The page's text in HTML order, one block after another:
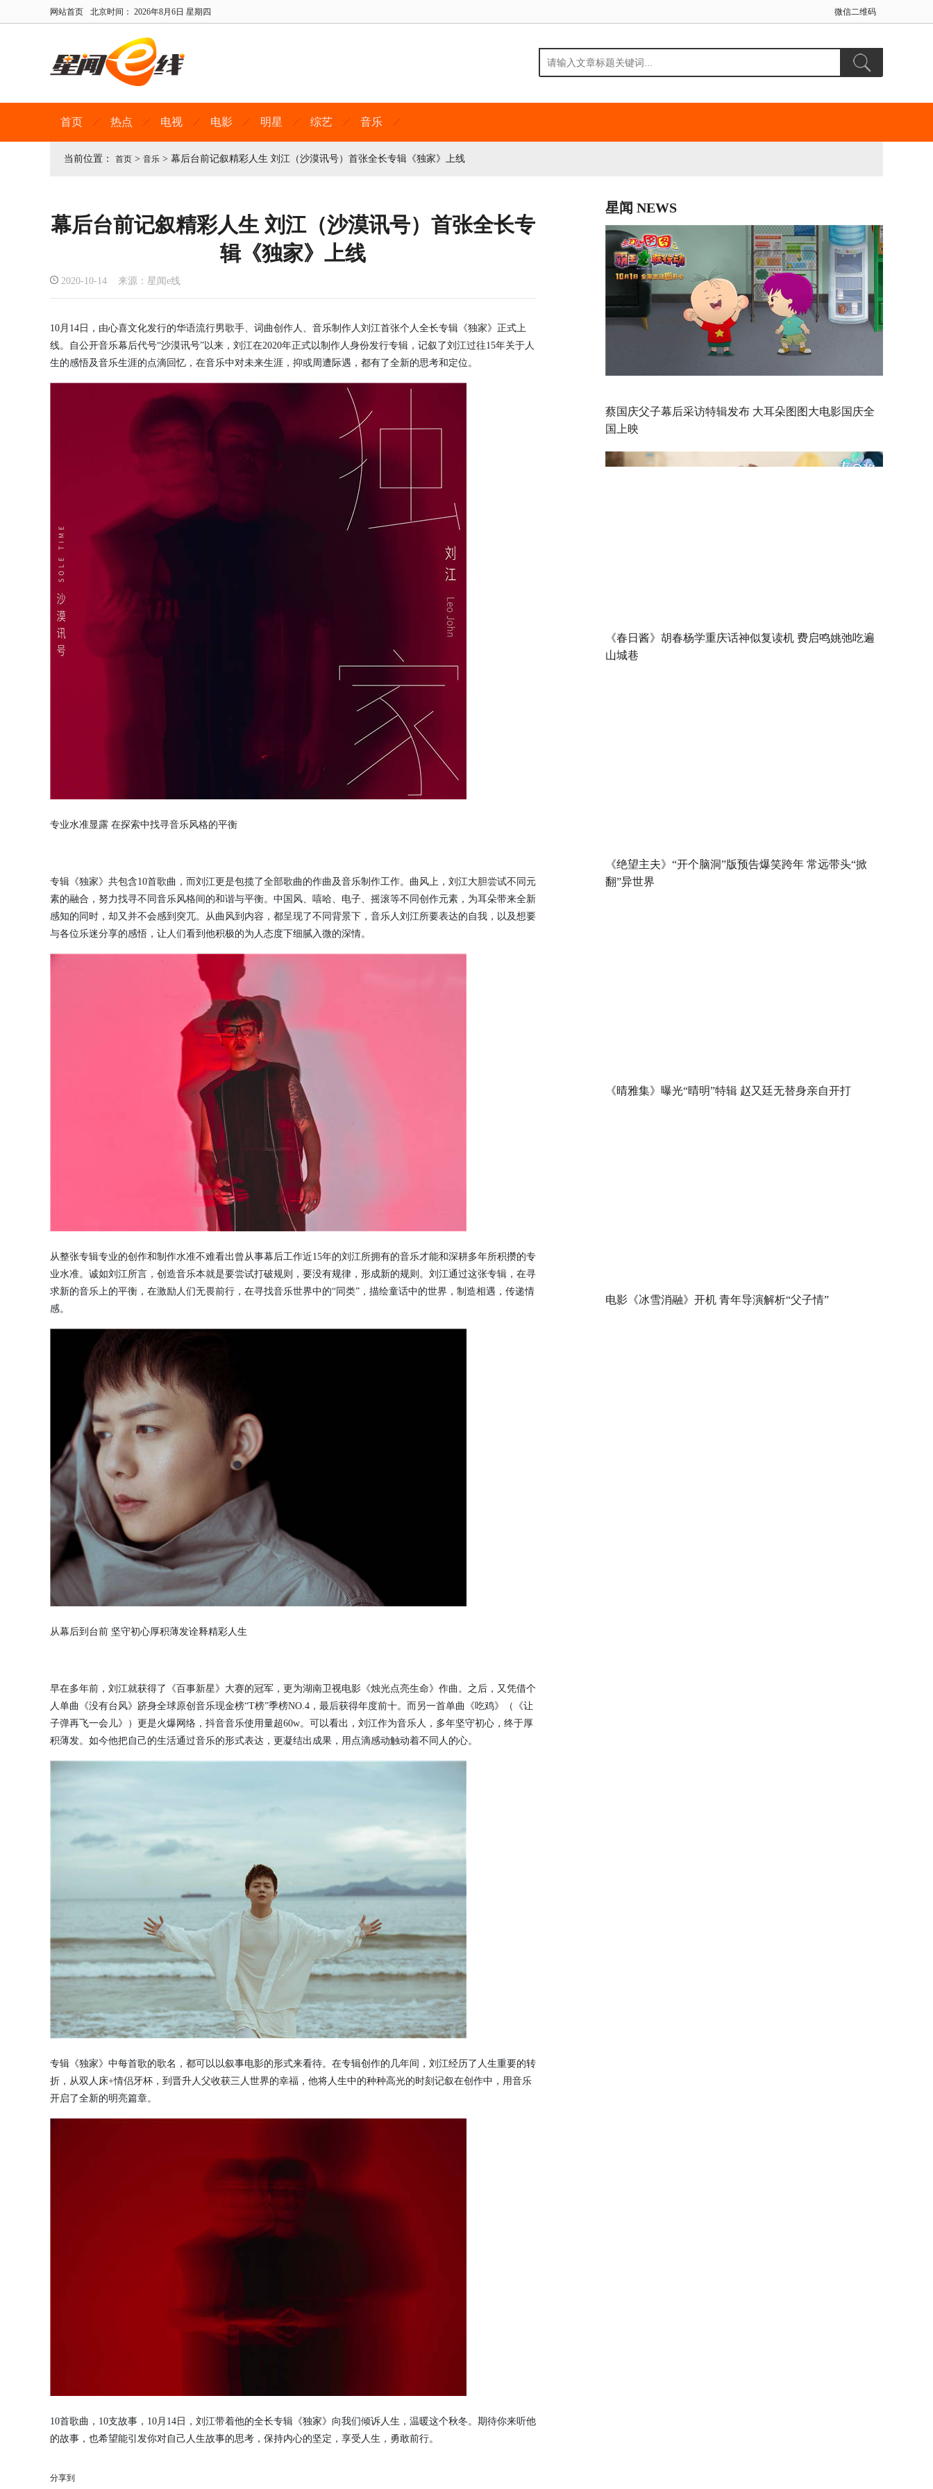
网站首页 北京时间： 2026年8月6日 星期四 微信二维码
首页 热点 电视 电影 明星 综艺 音乐
当前位置： 首页 > 音乐 > 幕后台前记叙精彩人生 刘江（沙漠讯号）首张全长专辑《独家》上线
幕后台前记叙精彩人生 刘江（沙漠讯号）首张全长专
辑《独家》上线
2020-10-14 来源：星闻e线
10月14日，由心喜文化发行的华语流行男歌手、词曲创作人、音乐制作人刘江首张个人全长专辑《独家》正式上
线。自公开音乐幕后代号“沙漠讯号”以来，刘江在2020年正式以制作人身份发行专辑，记叙了刘江过往15年关于人
生的感悟及音乐生涯的点滴回忆，在音乐中对未来生涯，抑或周遭际遇，都有了全新的思考和定位。
专业水准显露 在探索中找寻音乐风格的平衡
专辑《独家》共包含10首歌曲，而刘江更是包揽了全部歌曲的作曲及音乐制作工作。曲风上，刘江大胆尝试不同元
素的融合，努力找寻不同音乐风格间的和谐与平衡。中国风、嘻哈、电子、摇滚等不同创作元素，为耳朵带来全新
感知的同时，却又并不会感到突兀。从曲风到内容，都呈现了不同背景下，音乐人刘江所要表达的自我，以及想要
与各位乐迷分享的感悟，让人们看到他积极的为人态度下细腻入微的深情。
从整张专辑专业的创作和制作水准不难看出曾从事幕后工作近15年的刘江所拥有的音乐才能和深耕多年所积攒的专
业水准。诚如刘江所言，创造音乐本就是要尝试打破规则，要没有规律，形成新的规则。刘江通过这张专辑，在寻
求新的音乐上的平衡，在激励人们无畏前行，在寻找音乐世界中的“同类”，描绘童话中的世界，制造相遇，传递情
感。
从幕后到台前 坚守初心厚积薄发诠释精彩人生
早在多年前，刘江就获得了《百事新星》大赛的冠军，更为湖南卫视电影《烛光点亮生命》作曲。之后，又凭借个
人单曲《没有台风》跻身全球原创音乐现金榜“T榜”季榜NO.4，最后获得年度前十。而另一首单曲《吃鸡》（《让
子弹再飞一会儿》）更是火爆网络，抖音音乐使用量超60w。可以看出，刘江作为音乐人，多年坚守初心，终于厚
积薄发。如今他把自己的生活通过音乐的形式表达，更凝结出成果，用点滴感动触动着不同人的心。
专辑《独家》中每首歌的歌名，都可以以叙事电影的形式来看待。在专辑创作的几年间，刘江经历了人生重要的转
折，从双人床+情侣牙杯，到晋升人父收获三人世界的幸福，他将人生中的种种高光的时刻记叙在创作中，用音乐
开启了全新的明亮篇章。
10首歌曲，10支故事，10月14日，刘江带着他的全长专辑《独家》向我们倾诉人生，温暖这个秋冬。期待你来听他
的故事，也希望能引发你对自己人生故事的思考，保持内心的坚定，享受人生，勇敢前行。
分享到
星闻 NEWS
蔡国庆父子幕后采访特辑发布 大耳朵图图大电影国庆全
国上映
《春日酱》胡春杨学重庆话神似复读机 费启鸣姚弛吃遍
山城巷
《绝望主夫》“开个脑洞”版预告爆笑跨年 常远带头“掀
翻”异世界
《晴雅集》曝光“晴明”特辑 赵又廷无替身亲自开打
电影《冰雪消融》开机 青年导演解析“父子情”